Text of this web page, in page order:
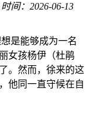
时间： 2026-06-13
是能够成为一名
女孩杨伊（杜鹃
。然而，徐来的这
他同一直守候在自